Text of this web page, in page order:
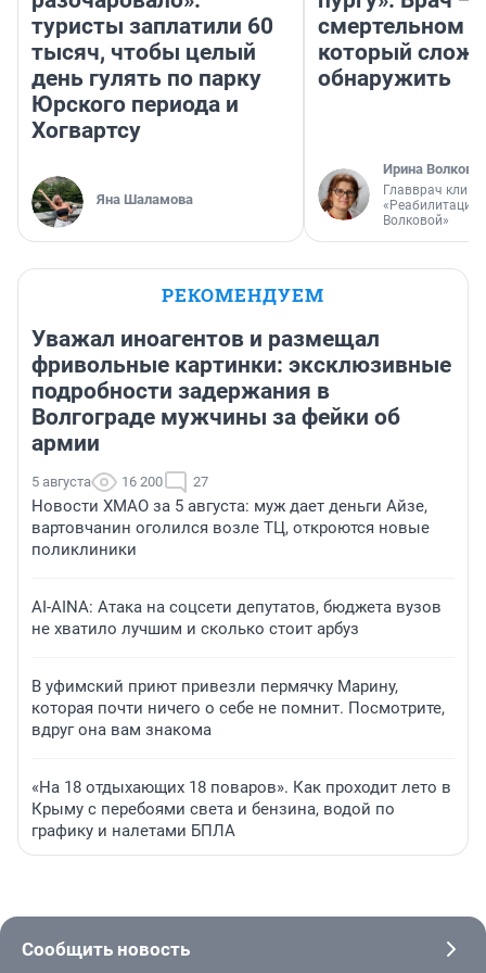
туристы заплатили 60
тысяч, чтобы целый
день гулять по парку
Юрского периода и
Хогвартсу
Яна Шаламова
смертельном
который
обнаружить
Ирина Волкова
Главврач
«Реабилитация
Волковой»
РЕКОМЕНДУЕМ
Уважал иноагентов и размещал
фривольные картинки: эксклюзивные
подробности задержания в
Волгограде мужчины за фейки об
армии
5 августа 16 200 27
Новости ХМАО за 5 августа: муж дает деньги Айзе,
вартовчанин оголился возле ТЦ, откроются новые
поликлиники
AI-AINA: Атака на соцсети депутатов, бюджета вузов
не хватило лучшим и сколько стоит арбуз
В уфимский приют привезли пермячку Марину,
которая почти ничего о себе не помнит. Посмотрите,
вдруг она вам знакома
«На 18 отдыхающих 18 поваров». Как проходит лето в
Крыму с перебоями света и бензина, водой по
графику и налетами БПЛА
Сообщить новость